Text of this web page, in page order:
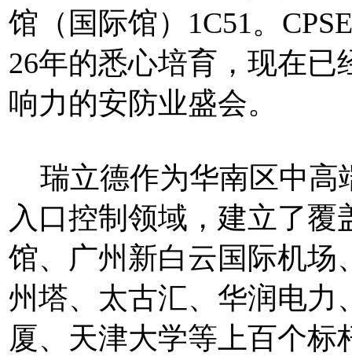
馆（国际馆）1C51。
26年的悉心培育，现在
响力的安防业盛会。
瑞立德作为华南区中高
入口控制领域，建立了
馆、广州新白云国际机场
州塔、太古汇、华润电力
厦、天津大学等上百个标